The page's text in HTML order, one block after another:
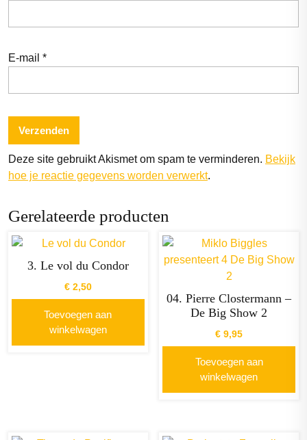
E-mail *
Deze site gebruikt Akismet om spam te verminderen. Bekijk
hoe je reactie gegevens worden verwerkt.
Gerelateerde producten
3. Le vol du Condor
€2,50
Toevoegen aan
winkelwagen
04. Pierre Clostermann –
De Big Show 2
€ 9,95
Toevoegen aan
winkelwagen